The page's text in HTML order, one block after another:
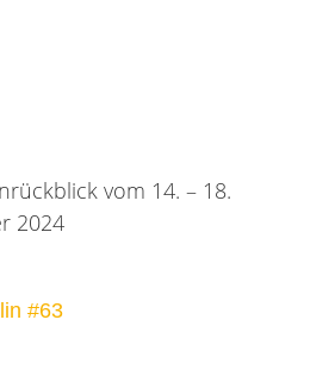
vom 14. – 18.
2024